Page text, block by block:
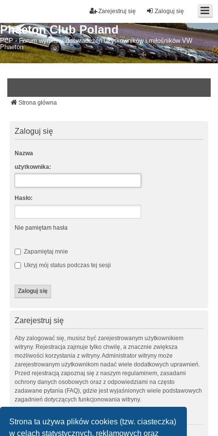
Strona ta używa plików cookies (tzw. ciasteczka)
w celach statystycznych, reklamowych oraz
Zaloguj się
Zarejestruj się
Phaeton Club Poland
PCP - Forum wymiany doświadczeń użytkowników i miłośników VW
Phaeton
Strona główna
Zaloguj się
Nazwa
użytkownika:
Hasło:
Nie pamiętam hasła
Zapamiętaj mnie
Ukryj mój status podczas tej sesji
Zarejestruj się
Aby zalogować się, musisz być zarejestrowanym użytkownikiem
witryny. Rejestracja zajmuje tylko chwilę, a znacznie zwiększa
możliwości korzystania z witryny. Administrator witryny może
zarejestrowanym użytkownikom nadać wiele dodatkowych uprawnień.
Przed rejestracją zapoznaj się z naszym regulaminem, zasadami
ochrony danych osobowych oraz z odpowiedziami na często
zadawane pytania (FAQ), gdzie jest wyjaśnionych wiele podstawowych
zagadnień dotyczących funkcjonowania witryny.